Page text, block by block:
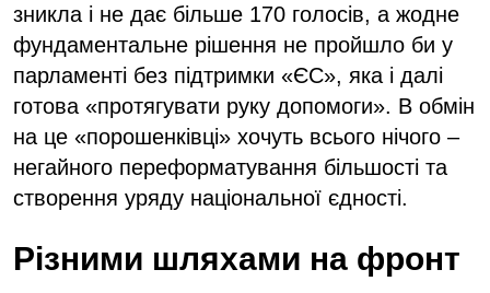
зникла і не дає більше 170 голосів, а жодне
фундаментальне рішення не пройшло би у
парламенті без підтримки «ЄС», яка і далі
готова «протягувати руку допомоги». В обмін
на це «порошенківці» хочуть всього нічого –
негайного переформатування більшості та
створення уряду національної єдності.
Різними шляхами на фронт